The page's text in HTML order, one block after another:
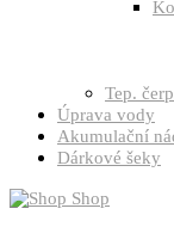
Tep.
Úprava vody
Akumulační
Dárkové šeky
Shop